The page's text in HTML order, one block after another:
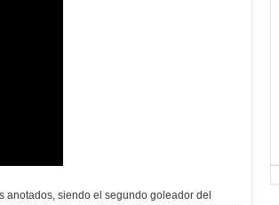
siendo el segundo goleador del